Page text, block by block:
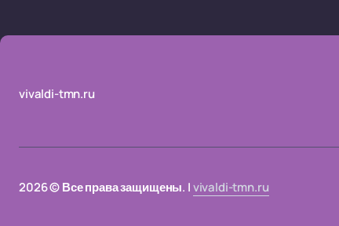
vivaldi-tmn.ru
2026 © Все права защищены. |vivaldi-tmn.ru